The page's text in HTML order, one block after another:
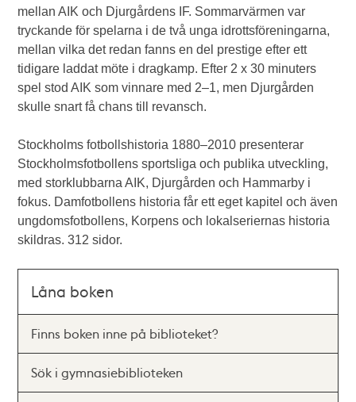
mellan AIK och Djurgårdens IF. Sommarvärmen var
tryckande för spelarna i de två unga idrottsföreningarna,
mellan vilka det redan fanns en del prestige efter ett
tidigare laddat möte i dragkamp. Efter 2 x 30 minuters
spel stod AIK som vinnare med 2–1, men Djurgården
skulle snart få chans till revansch.
Stockholms fotbollshistoria 1880–2010 presenterar
Stockholmsfotbollens sportsliga och publika utveckling,
med storklubbarna AIK, Djurgården och Hammarby i
fokus. Damfotbollens historia får ett eget kapitel och även
ungdomsfotbollens, Korpens och lokalseriernas historia
skildras. 312 sidor.
Låna boken
Finns boken inne på biblioteket?
Sök i gymnasiebiblioteken